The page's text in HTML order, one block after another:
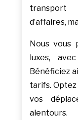
transport
d’affaires,
Nous vous
luxes,
Bénéficiez
tarifs.
vos
alentours.